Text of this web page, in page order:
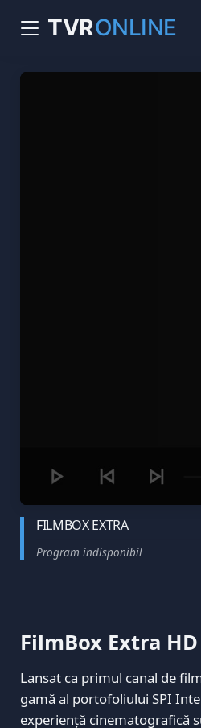
TVRONLINE
FILMBOX EXTRA
Program indisponibil
FilmBox Extra
Lansat ca primul canal de
gamă al portofoliului SPI
experiență cinematografică